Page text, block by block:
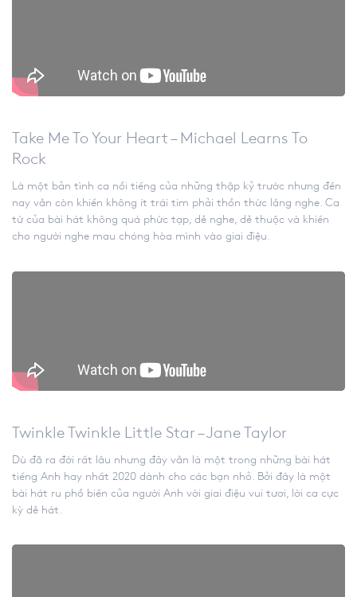
Take Me To Your Heart – Michael Learns To
Rock
Là một bản tình ca nổi tiếng của những thập kỷ trước nhưng đến
nay vẫn còn khiến không ít trái tim phải thổn thức lắng nghe. Ca
từ của bài hát không quá phức tạp, dễ nghe, dễ thuộc và khiến
cho người nghe mau chóng hòa mình vào giai điệu.
Twinkle Twinkle Little Star – Jane Taylor
Dù đã ra đời rất lâu nhưng đây vẫn là một trong những bài hát
tiếng Anh hay nhất 2020 dành cho các bạn nhỏ. Bởi đây là một
bài hát ru phổ biến của người Anh với giai điệu vui tươi, lời ca cực
kỳ dễ hát.